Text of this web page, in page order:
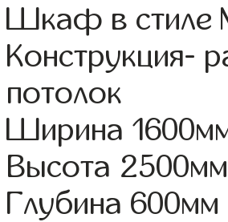
Шкаф в стиле
Конструкция-
потолок
Ширина
Высота 2500мм
Глубина 600мм